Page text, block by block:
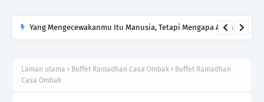
Yang Mengecewakanmu Itu Manusia, Tetapi Mengapa Allah
Laman utama Buffet Ramadhan Casa Ombak
Buffet Ramadhan
Casa Ombak